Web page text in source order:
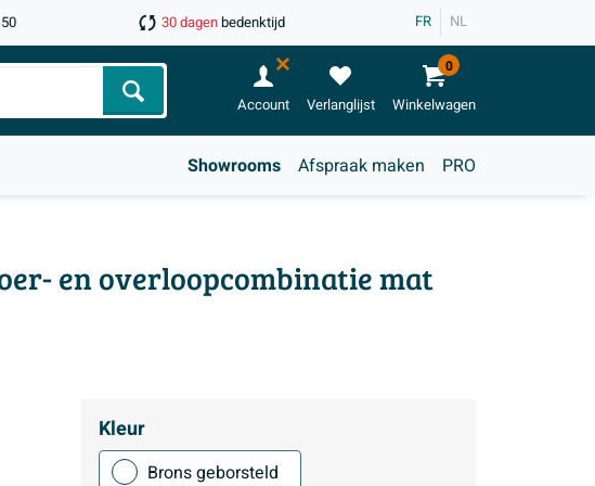
30 dagenbedenktijd FR NL
Zoeken Account Verlanglijst Winkelwagen
0
Showrooms Afspraak maken PRO
en overloopcombinatie mat
Kleur
Brons geborsteld